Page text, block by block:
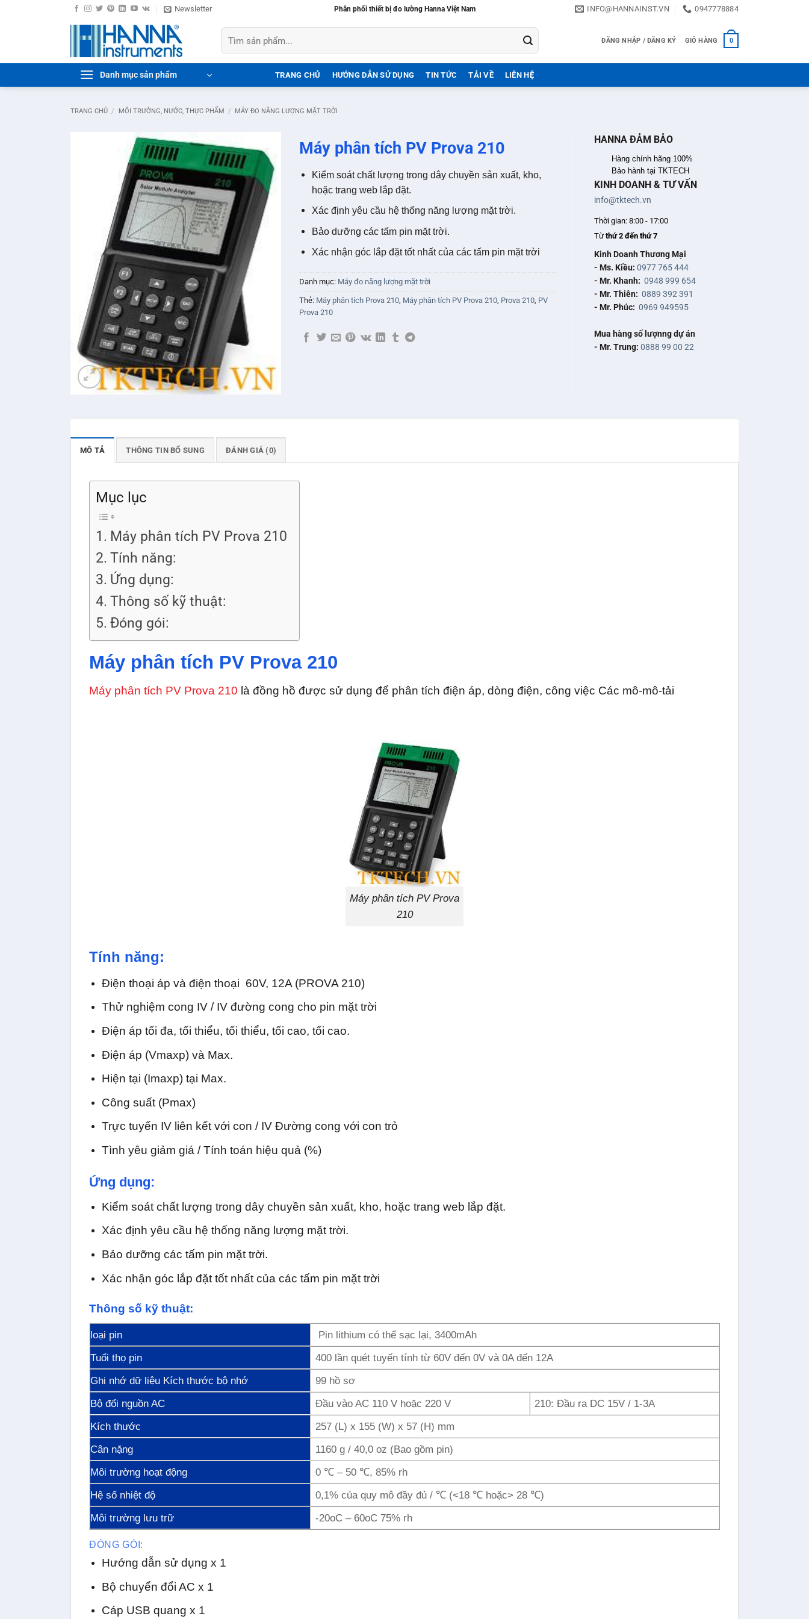
Newsletter Phân phối thiết bị đo lường Hanna Việt Nam INFO@HANNAINST.VN 0947778884
Tìm
kiếm:
ĐĂNG NHẬP / ĐĂNG KÝ GIỎ HÀNG 0
Danh mục sản phẩm TRANG CHỦ HƯỚNG DẪN SỬ DỤNG TIN TỨC TẢI VỀ LIÊN HỆ
TRANG CHỦ / MÔI TRƯỜNG, NƯỚC, THỰC PHẨM / MÁY ĐO NĂNG LƯỢNG MẶT TRỜI
Máy phân tích PV Prova 210
Kiểm soát chất lượng trong dây chuyền sản xuất, kho,
hoặc trang web lắp đặt.
Xác định yêu cầu hệ thống năng lượng mặt trời.
Bảo dưỡng các tấm pin mặt trời.
Xác nhận góc lắp đặt tốt nhất của các tấm pin mặt trời
Danh mục: Máy đo năng lượng mặt trời
Thẻ: Máy phân tích Prova 210, Máy phân tích PV Prova 210, Prova 210, PV
Prova 210
HANNA ĐẢM BẢO
Hàng chính hãng 100%
Bảo hành tại TKTECH
KINH DOANH & TƯ VẤN
info@tktech.vn
Thời gian: 8:00 - 17:00
Từthứ 2 đến thứ 7
Kinh Doanh Thương Mại
- Ms. Kiều: 0977 765 444
- Mr. Khanh: 0948 999 654
- Mr. Thiên: 0889 392 391
- Mr. Phúc: 0969 949595
Mua hàng số lượnng dự án
- Mr. Trung: 0888 99 00 22
MÔ TẢ THÔNG TIN BỔ SUNG ĐÁNH GIÁ (0)
Mục lục
Máy phân tích PV Prova 210
Tính năng:
Ứng dụng:
Thông số kỹ thuật:
Đóng gói:
Máy phân tích PV Prova 210
Máy phân tích PV Prova 210 là đồng hồ được sử dụng để phân tích điện áp, dòng điện, công việc Các mô-mô-tải
Máy phân tích PV Prova
210
Tính năng:
Điện thoại áp và điện thoại 60V, 12A (PROVA 210)
Thử nghiệm cong IV / IV đường cong cho pin mặt trời
Điện áp tối đa, tối thiểu, tối thiểu, tối cao, tối cao.
Điện áp (Vmaxp) và Max.
Hiện tại (Imaxp) tại Max.
Công suất (Pmax)
Trực tuyến IV liên kết với con / IV Đường cong với con trỏ
Tình yêu giảm giá / Tính toán hiệu quả (%)
Ứng dụng:
Kiểm soát chất lượng trong dây chuyền sản xuất, kho, hoặc trang web lắp đặt.
Xác định yêu cầu hệ thống năng lượng mặt trời.
Bảo dưỡng các tấm pin mặt trời.
Xác nhận góc lắp đặt tốt nhất của các tấm pin mặt trời
Thông số kỹ thuật:
loại pin
Pin lithium có thể sạc lại, 3400mAh
Tuổi thọ pin
400 lần quét tuyến tính từ 60V đến 0V và 0A đến 12A
Ghi nhớ dữ liệu Kích thước bộ nhớ
99 hồ sơ
Bộ đổi nguồn AC
Đầu vào AC 110 V hoặc 220 V
210: Đầu ra DC 15V / 1-3A
Kích thước
257 (L) x 155 (W) x 57 (H) mm
Cân nặng
1160 g / 40,0 oz (Bao gồm pin)
Môi trường hoạt động
0 ℃ – 50 ℃, 85% rh
Hệ số nhiệt độ
0,1% của quy mô đầy đủ / ℃ (<18 ℃ hoặc> 28 ℃)
Môi trường lưu trữ
-20oC – 60oC 75% rh
ĐÓNG GÓI:
Hướng dẫn sử dụng x 1
Bộ chuyển đổi AC x 1
Cáp USB quang x 1